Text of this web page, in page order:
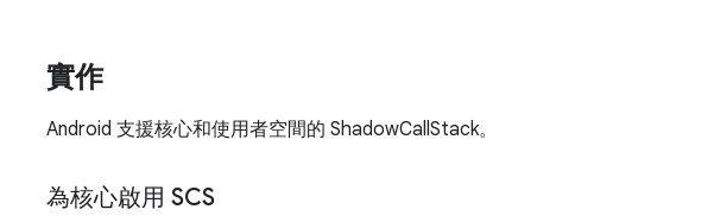
實作
Android 支援核心和使用者空間的 ShadowCallStack。
為核心啟用 SCS